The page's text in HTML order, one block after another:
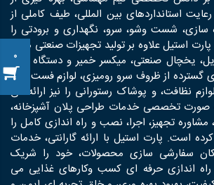
0
استانداردهای بین المللی، طیف کاملی از
سازی، شست وشو، سرو، نگهداری و برودتی را
استیل علاوه بر تولید تجهیزات صنعتی مانند
یخچال صنعتی، میکسر خمیر و دستگاه های
گسترده از ظروف سرو رومیزی، لوازم فست فود،
لوازم نظافت، و پوشاک رستورانی را نیز ارائه می
تخصصی خدمات طراحی پلان آشپزخانه،
تجهیز، اجرا، نصب و راه اندازی کامل را
است. پارت استیل با ارائه گارانتی، خدمات
سفارشی سازی محصولات، خود را شریک
راه اندازی حرفه ای کسب وکارهای غذایی می